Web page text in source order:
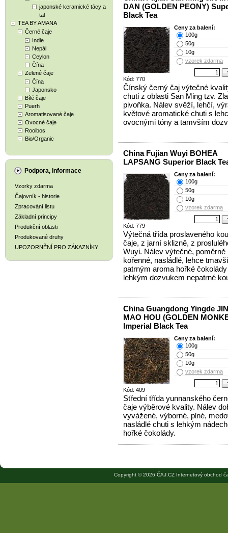
japonské keramické tácy a
tal
TEA BY AMANA
Černé čaje
Indie
Nepál
Ceylon
Čína
Zelené čaje
Čína
Japonsko
Bílé čaje
Puerh
Aromatisované čaje
Ovocné čaje
Rooibos
Bio/Organic
Podpora, informace
Vzorky zdarma
Čajovník - historie
Zpracování listu
Základní principy
Produkční oblasti
Produkované druhy
UPOZORNĚNÍ PRO ZÁKAZNÍKY
DAN (GOLDEN PEONY)
Black Tea
Kód: 770
Ceny za balení:
100g
50g
10g
vzorek zdarma
Čínský černý čaj výtečné
chuti z oblasti San Ming tzv.
pivoňka. Nálev svěží, lehčí,
květové aromatické chuti s
ovocnými tóny a tamvším
China Fujian Wuyi BOHEA
LAPSANG Superior Black
Kód: 779
Ceny za balení:
100g
50g
10g
vzorek zdarma
Výtečná třída proslaveného
čaje, z jarní sklizně, z
Wuyi. Nálev výtečné, poměrně
kořenné, nasládlé, lehce
patrným aroma hořké
lehkým dozvukem nepatrné
China Guangdong Yingde JIN
MAO HOU (GOLDEN
Imperial Black Tea
Kód: 409
Ceny za balení:
100g
50g
10g
vzorek zdarma
Střední třída yunnanského
čaje výběrové kvality. Nálev
vyvážené, výborné, plné,
nasládlé chuti s lehkým
hořké čokolády.
Copyright © 2026 ČAJ.CZ Internetový obchod